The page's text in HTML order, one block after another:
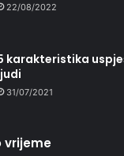
22/08/2022
karakteristika
31/07/2021
vrijeme